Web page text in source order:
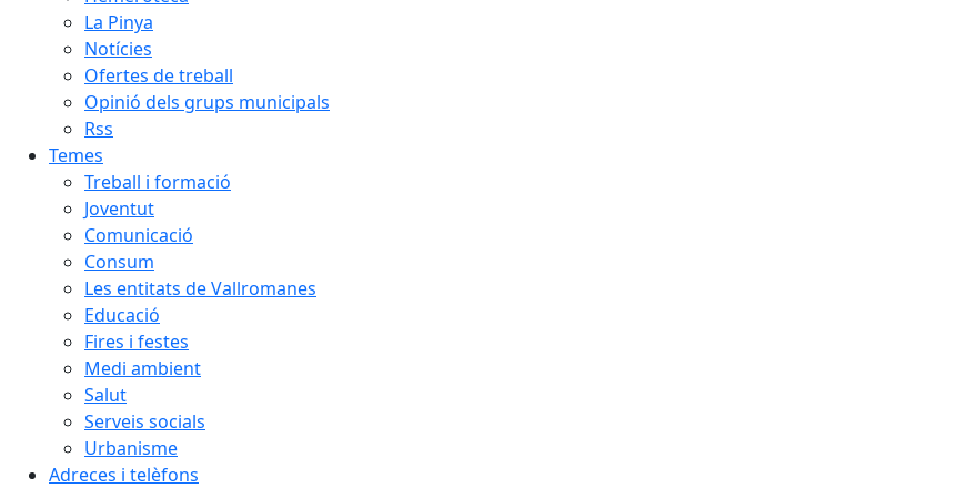
La Pinya
Notícies
Ofertes de treball
Opinió dels grups municipals
Rss
Temes
Treball i formació
Joventut
Comunicació
Consum
Les entitats de Vallromanes
Educació
Fires i festes
Medi ambient
Salut
Serveis socials
Urbanisme
Adreces i telèfons